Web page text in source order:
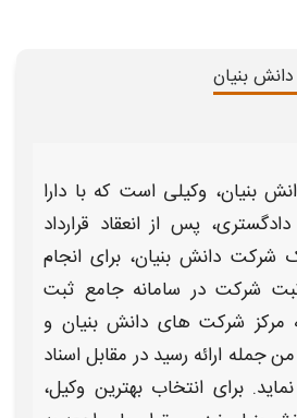
بنیان
بنیان، وکیلی است که با دارا
پس از انعقاد قرارداد
شرکت دانش بنیان، برای انجام
شرکتدر سامانه جامع ثبت
شرکت های دانش بنیان و
جمله ارائه رسید در مقابل اسناد
برای انتخاب بهترین وکیل،